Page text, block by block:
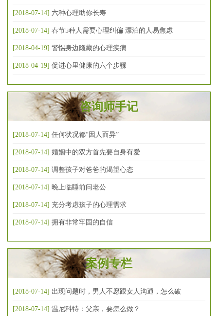
[2018-07-14] 六种心理助你长寿
[2018-07-14] 春节5种人需要心理纠偏 漂泊的人易焦虑
[2018-04-19] 警惕身边隐藏的心理疾病
[2018-04-19] 促进心里健康的六个步骤
咨询师手记
[2018-07-14] 任何状况都“因人而异”
[2018-07-14] 婚姻中的双方首先要自身有爱
[2018-07-14] 调整孩子对爸爸的渴望心态
[2018-07-14] 晚上临睡前问老公
[2018-07-14] 充分考虑孩子的心理需求
[2018-07-14] 拥有非常牢固的自信
案例专栏
[2018-07-14] 出现问题时，男人不愿跟女人沟通，怎么破
[2018-07-14] 温尼科特：父亲，要怎么做？